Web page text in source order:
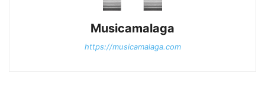
Musicamalaga
https://musicamalaga.com